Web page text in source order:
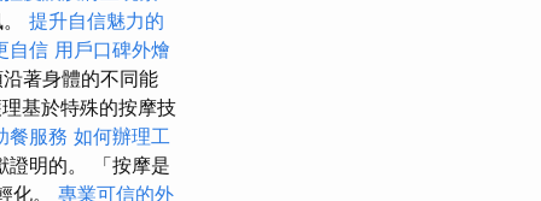
提升自信魅力的
自信 用戶口碑外燴
著身體的不同能
基於特殊的按摩技
餐服務 如何辦理工
證明的。 「按摩是
化。 專業可信的外